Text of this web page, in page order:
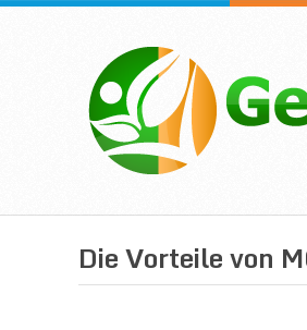
Die Vorteile von